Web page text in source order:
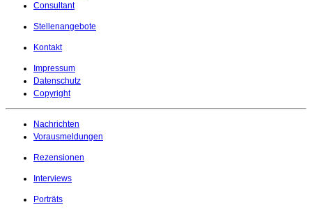
Consultant
Stellenangebote
Kontakt
Impressum
Datenschutz
Copyright
Nachrichten
Vorausmeldungen
Rezensionen
Interviews
Porträts